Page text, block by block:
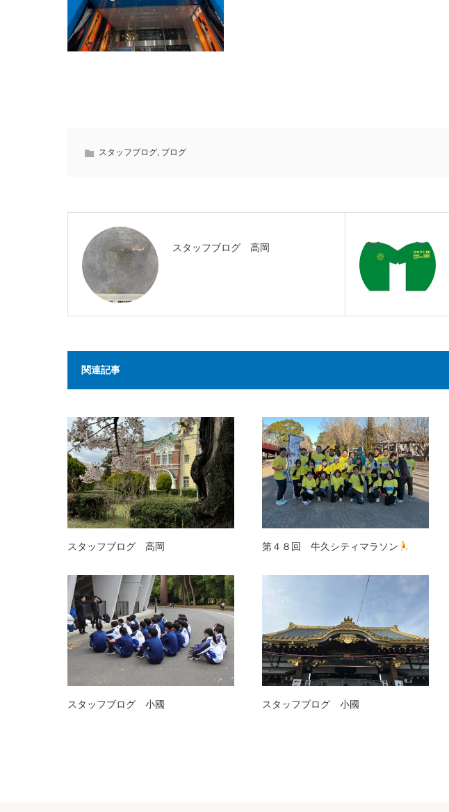
スタッフブログ, ブログ
スタッフブログ 高岡
関連記事
スタッフブログ 高岡 第４８回 牛久シティマラソン
スタッフブログ 小國 スタッフブログ 小國